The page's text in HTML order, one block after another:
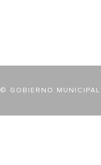
© GOBIERNO